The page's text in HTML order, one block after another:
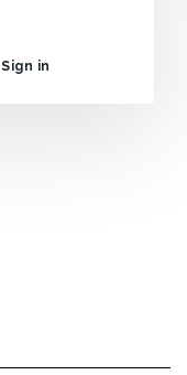
Sign in